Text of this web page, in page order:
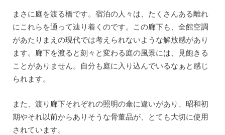
まさに庭を渡る橋です。宿泊の人々は、たくさんある離れ
にこれらを通って辿り着くのです。この廊下も、全館空調
があたりまえの現代では考えられないような解放感があり
ます。廊下を渡ると刻々と変わる庭の風景には、見飽きる
ことがありません。自分も庭に入り込んでいるなぁと感じ
られます。
また、渡り廊下それぞれの照明の傘に違いがあり、昭和初
期やそれ以前からありそうな骨董品が、とても大切に使用
されています。